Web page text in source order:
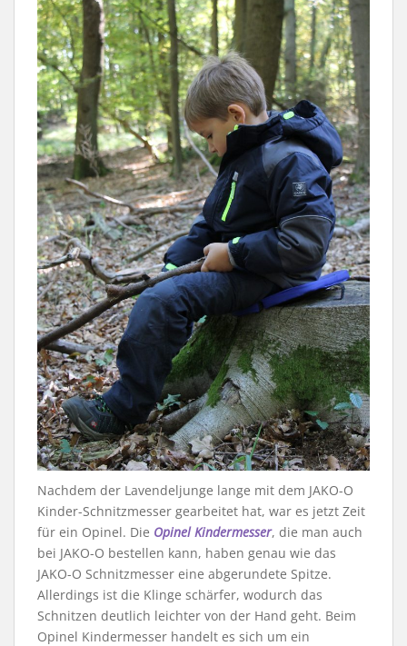
Nachdem der Lavendeljunge lange mit dem JAKO-O
Kinder-Schnitzmesser gearbeitet hat, war es jetzt Zeit
für ein Opinel. Die Opinel Kindermesser, die man auch
bei JAKO-O bestellen kann, haben genau wie das
JAKO-O Schnitzmesser eine abgerundete Spitze.
Allerdings ist die Klinge schärfer, wodurch das
Schnitzen deutlich leichter von der Hand geht. Beim
Opinel Kindermesser handelt es sich um ein